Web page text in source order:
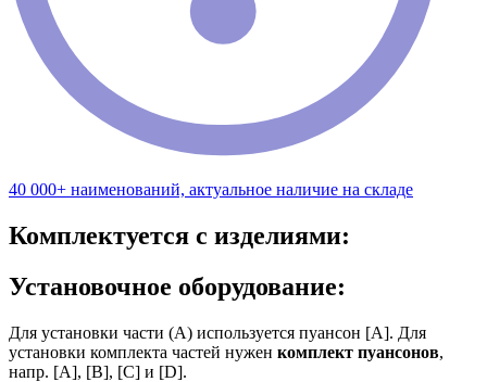
40 000+ наименований, актуальное наличие на складе
Комплектуется с изделиями:
Установочное оборудование:
Для установки части (А) используется пуансон [А]. Для
установки комплекта частей нужен комплект пуансонов,
напр. [А], [B], [С] и [D].